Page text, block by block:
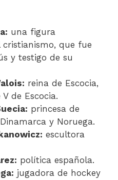
una figura
que fue
y testigo de su
reina de Escocia,
de Escocia.
princesa de
y Noruega.
escultora
política española.
jugadora de hockey